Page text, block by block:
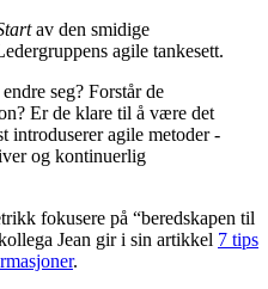
av den smidige
agile tankesett.
seg? Forstår de
Er de klare til å være det
introduserer agile metoder -
og kontinuerlig
fokusere på “beredskapen til
Jean gir i sin artikkel 7 tips
.